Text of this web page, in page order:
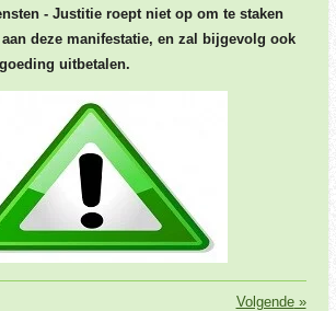
- Justitie roept niet op om te staken
deze manifestatie, en zal bijgevolg ook
uitbetalen.
Volgende»